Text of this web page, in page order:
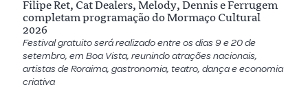
Filipe Ret, Cat Dealers, Melody, Dennis e Ferrugem
completam programação do Mormaço Cultural
2026
Festival gratuito será realizado entre os dias 9 e 20 de
setembro, em Boa Vista, reunindo atrações nacionais,
artistas de Roraima, gastronomia, teatro, dança e economia
criativa